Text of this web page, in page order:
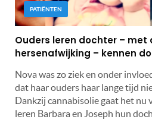
PATIËNTEN
Ouders leren dochter – met
hersenafwijking – kennen
Nova was zo ziek en onder
dat haar ouders haar lange tijd
Dankzij cannabisolie gaat het nu
leren Barbara en Joseph hun